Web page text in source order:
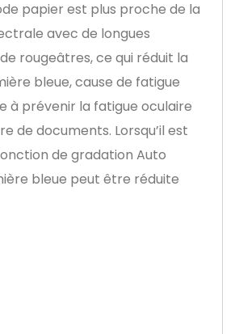
papier est plus proche de la
avec de longues
rougeâtres, ce qui réduit la
bleue, cause de fatigue
à prévenir la fatigue oculaire
de documents. Lorsqu’il est
de gradation Auto
bleue peut être réduite